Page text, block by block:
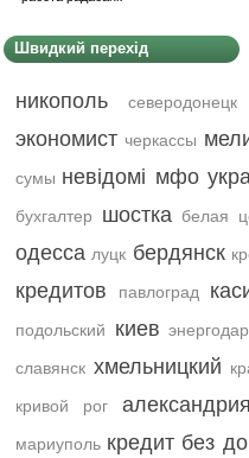
Швидкий перехід
никополь северодонецк
экономист черкассы
сумы невідомі мфо
бухгалтер шостка белая
одесса луцк бердянск
кредитов павлоград
подольский киев энергодар
славянск хмельницкий
кривой рог
мариуполь кредит без